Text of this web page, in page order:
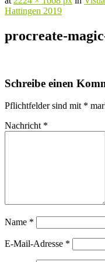
Hattingen 2019
procreate-
Schreibe einen
Pflichtfelder sind mit *
Nachricht *
Name *
E-Mail-Adresse *